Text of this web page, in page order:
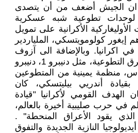
ان الجيش أضعف من أن يتصدى
لوحدات تطوعية شبه عسكرية
الأكرانية على تمويل
كولومويتسكي، الملياردير
اكرانيا. وبالإضافة الى آزوف
مول كولومويسكي الفرق التطوعية، مثل دنيبرو 1، دنيبرو
منظمة يمينية من المتطوعين
بقيادة أندريي بيليتسكي، كان
القومي لأكرانيا "قيادة
في حرب صليبية أخيرة بالعالم،
يقود الأعراق المنحطة" .
النازية الجديدة والتفوق